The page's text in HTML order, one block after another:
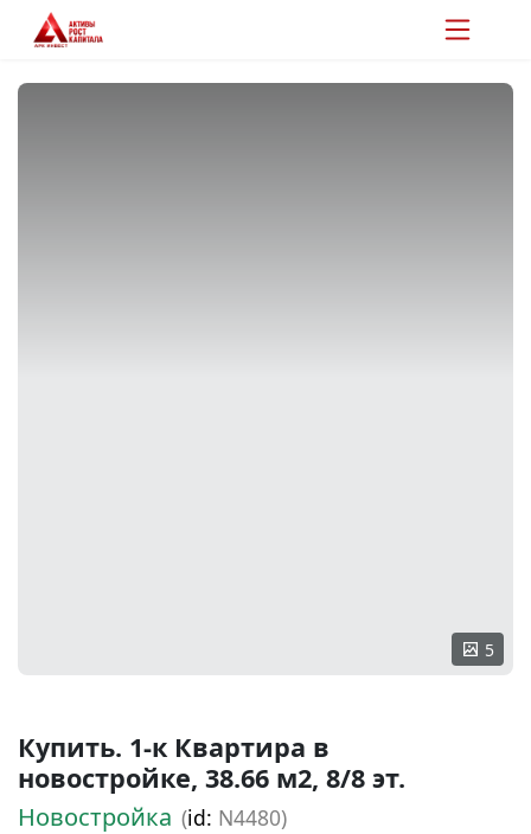
5
Купить. 1-к Квартира в
новостройке, 38.66 м2, 8/8 эт.
Новостройка (id: N4480)